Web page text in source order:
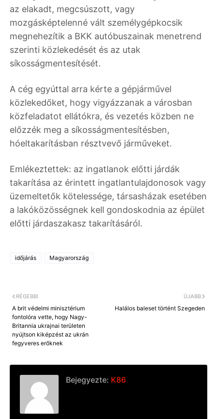
az elakadt, megcsúszott, vagy
mozgásképtelenné vált személygépkocsik
megnehezítik a BKK autóbuszainak menetrend
szerinti közlekedését és az utak
síkosságmentesítését.
A cég egyúttal arra kérte a gépjárművel
közlekedőket, hogy vigyázzanak a városban
közfeladatot ellátókra, és vezetés közben ne
előzzék meg a síkosságmentesítésben,
hóeltakarításban résztvevő járműveket.
Emlékeztettek: az ingatlanok előtti járdák
takarítása az érintett ingatlantulajdonosok vagy
üzemeltetők kötelessége, társasházak esetében
a lakóközösségnek kell gondoskodnia az épület
előtti járdaszakasz takarításáról.
időjárás Magyarország
ÚJABB
Halálos baleset történt Szegeden
RÉGEBBI
A brit védelmi minisztérium
fontolóra vette, hogy Nagy-
Britannia ukrajnai területen
nyújtson kiképzést az ukrán
fegyveres erőknek
Bejegyezte: K86